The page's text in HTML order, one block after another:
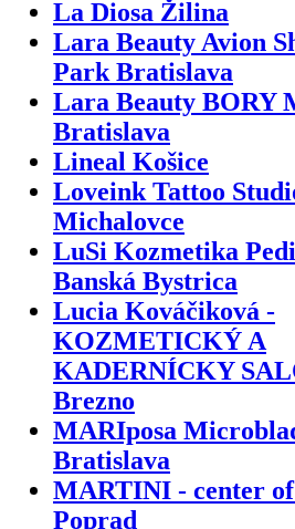
La Diosa Žilina
Lara Beauty Avion
Park Bratislava
Lara Beauty BORY
Bratislava
Lineal Košice
Loveink Tattoo
Michalovce
LuSi Kozmetika
Banská Bystrica
Lucia Kováčiková -
KOZMETICKÝ A
KADERNÍCKY
Brezno
MARIposa
Bratislava
MARTINI - center
Poprad